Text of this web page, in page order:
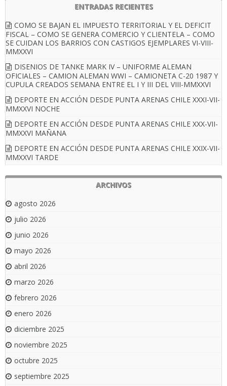
ENTRADAS RECIENTES
COMO SE BAJAN EL IMPUESTO TERRITORIAL Y EL DEFICIT
FISCAL – COMO SE GENERA COMERCIO Y CLIENTELA – COMO
SE CUIDAN LOS BARRIOS CON CASTIGOS EJEMPLARES VI-VIII-
MMXXVI
DISENIOS DE TANKE MARK IV – UNIFORME ALEMAN
OFICIALES – CAMION ALEMAN WWI – CAMIONETA C-20 1987 Y
CUPULA CREADOS SEMANA ENTRE EL I Y III DEL VIII-MMXXVI
DEPORTE EN ACCIÓN DESDE PUNTA ARENAS CHILE XXXI-VII-
MMXXVI NOCHE
DEPORTE EN ACCIÓN DESDE PUNTA ARENAS CHILE XXX-VII-
MMXXVI MAÑANA
DEPORTE EN ACCIÓN DESDE PUNTA ARENAS CHILE XXIX-VII-
MMXXVI TARDE
ARCHIVOS
agosto 2026
julio 2026
junio 2026
mayo 2026
abril 2026
marzo 2026
febrero 2026
enero 2026
diciembre 2025
noviembre 2025
octubre 2025
septiembre 2025